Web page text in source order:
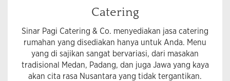
Catering
Sinar Pagi Catering & Co. menyediakan jasa catering
rumahan yang disediakan hanya untuk Anda. Menu
yang di sajikan sangat bervariasi, dari masakan
tradisional Medan, Padang, dan juga Jawa yang kaya
akan cita rasa Nusantara yang tidak tergantikan.